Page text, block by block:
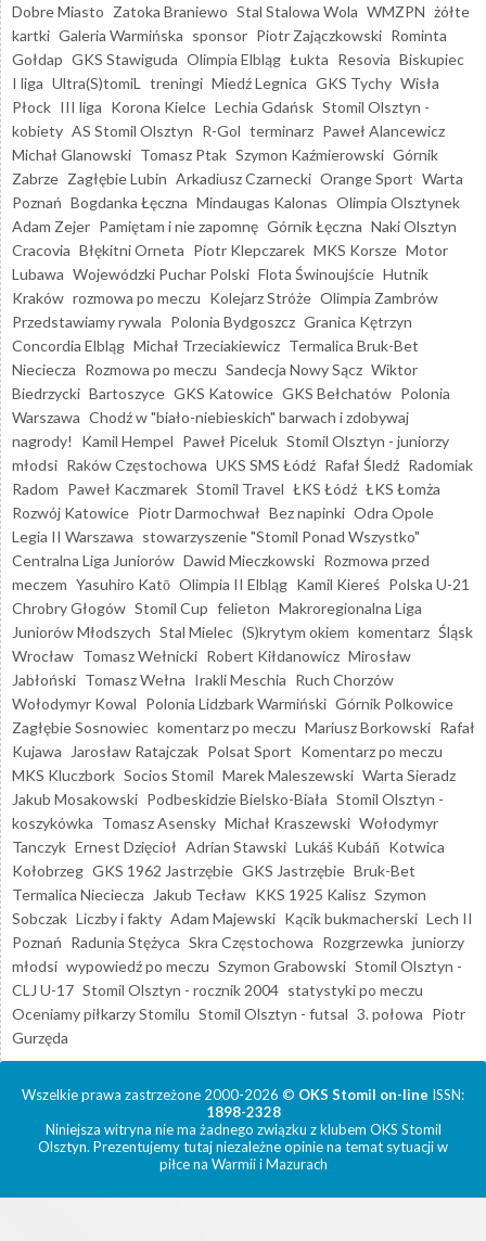
Dobre Miasto Zatoka Braniewo Stal Stalowa Wola WMZPN żółte
kartki Galeria Warmińska sponsor Piotr Zajączkowski Rominta
Gołdap GKS Stawiguda Olimpia Elbląg Łukta Resovia Biskupiec
I liga Ultra(S)tomiL treningi Miedź Legnica GKS Tychy Wisła
Płock III liga Korona Kielce Lechia Gdańsk Stomil Olsztyn -
kobiety AS Stomil Olsztyn R-Gol terminarz Paweł Alancewicz
Michał Glanowski Tomasz Ptak Szymon Kaźmierowski Górnik
Zabrze Zagłębie Lubin Arkadiusz Czarnecki Orange Sport Warta
Poznań Bogdanka Łęczna Mindaugas Kalonas Olimpia Olsztynek
Adam Zejer Pamiętam i nie zapomnę Górnik Łęczna Naki Olsztyn
Cracovia Błękitni Orneta Piotr Klepczarek MKS Korsze Motor
Lubawa Wojewódzki Puchar Polski Flota Świnoujście Hutnik
Kraków rozmowa po meczu Kolejarz Stróże Olimpia Zambrów
Przedstawiamy rywala Polonia Bydgoszcz Granica Kętrzyn
Concordia Elbląg Michał Trzeciakiewicz Termalica Bruk-Bet
Nieciecza Rozmowa po meczu Sandecja Nowy Sącz Wiktor
Biedrzycki Bartoszyce GKS Katowice GKS Bełchatów Polonia
Warszawa Chodź w "biało-niebieskich" barwach i zdobywaj
nagrody!
Kamil Hempel Paweł Piceluk Stomil Olsztyn - juniorzy
młodsi Raków Częstochowa UKS SMS Łódź Rafał Śledź Radomiak
Radom Paweł Kaczmarek Stomil Travel ŁKS Łódź ŁKS Łomża
Rozwój Katowice Piotr Darmochwał Bez napinki Odra Opole
Legia II Warszawa stowarzyszenie "Stomil Ponad Wszystko"
Centralna Liga Juniorów Dawid Mieczkowski Rozmowa przed
meczem Yasuhiro Katō Olimpia II Elbląg Kamil Kiereś Polska U-21
Chrobry Głogów Stomil Cup felieton Makroregionalna Liga
Juniorów Młodszych Stal Mielec (S)krytym okiem komentarz Śląsk
Wrocław Tomasz Wełnicki Robert Kiłdanowicz Mirosław
Jabłoński Tomasz Wełna Irakli Meschia Ruch Chorzów
Wołodymyr Kowal Polonia Lidzbark Warmiński Górnik Polkowice
Zagłębie Sosnowiec komentarz po meczu Mariusz Borkowski Rafał
Kujawa
Jarosław Ratajczak Polsat Sport Komentarz po meczu
MKS Kluczbork Socios Stomil Marek Maleszewski Warta Sieradz
Jakub Mosakowski Podbeskidzie Bielsko-Biała Stomil Olsztyn -
koszykówka Tomasz Asensky Michał Kraszewski Wołodymyr
Tanczyk Ernest Dzięcioł Adrian Stawski Lukáš Kubáň Kotwica
Kołobrzeg GKS 1962 Jastrzębie GKS Jastrzębie Bruk-Bet
Termalica Nieciecza
Jakub Tecław KKS 1925 Kalisz Szymon
Sobczak Liczby i fakty Adam Majewski Kącik bukmacherski Lech II
Poznań Radunia Stężyca Skra Częstochowa Rozgrzewka juniorzy
młodsi wypowiedź po meczu Szymon Grabowski Stomil Olsztyn -
CLJ U-17 Stomil Olsztyn - rocznik 2004 statystyki po meczu
Oceniamy piłkarzy Stomilu Stomil Olsztyn - futsal 3. połowa Piotr
Gurzęda
Wszelkie prawa zastrzeżone 2000-2026 © OKS Stomil on-line ISSN:
1898-2328
Niniejsza witryna nie ma żadnego związku z klubem OKS Stomil
Olsztyn. Prezentujemy tutaj niezależne opinie na temat sytuacji w
piłce na Warmii i Mazurach